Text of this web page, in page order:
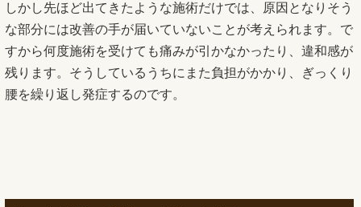
しかし先ほど出てきたような施術だけでは、原因となりそう
な部分には改善の手が届いていないことが考えられます。で
すから何度施術を受けても痛みが引かなかったり、違和感が
残ります。そうしているうちにまた負担がかかり、ぎっくり
腰を繰り返し発症するのです。